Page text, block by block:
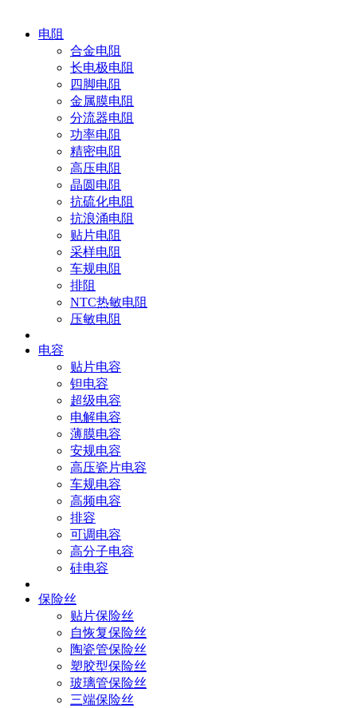
电阻
合金电阻
长电极电阻
四脚电阻
金属膜电阻
分流器电阻
功率电阻
精密电阻
高压电阻
晶圆电阻
抗硫化电阻
抗浪涌电阻
贴片电阻
采样电阻
车规电阻
排阻
NTC热敏电阻
压敏电阻
电容
贴片电容
钽电容
超级电容
电解电容
薄膜电容
安规电容
高压瓷片电容
车规电容
高频电容
排容
可调电容
高分子电容
硅电容
保险丝
贴片保险丝
自恢复保险丝
陶瓷管保险丝
塑胶型保险丝
玻璃管保险丝
三端保险丝